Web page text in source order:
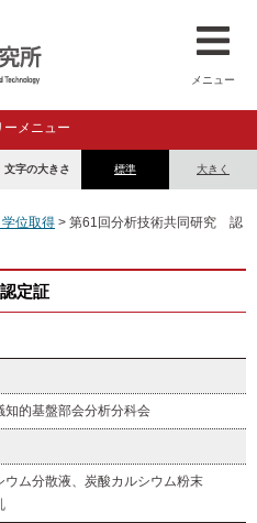
メニュー
ーメニュー
標準 大きく
文字の大きさ
位取得 > 第61回分析技術共同研究 認
定証
知的基盤部会分析分科会
ウム分散液、炭酸カルシウム粉末